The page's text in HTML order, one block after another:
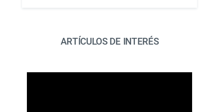
ARTÍCULOS DE INTERÉS